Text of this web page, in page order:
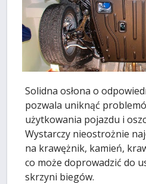
Solidna osłona o
pozwala uniknąć
użytkowania pojazdu i
Wystarczy nieostrożnie
na krawężnik, kamień,
co może doprowadzić do
skrzyni biegów.